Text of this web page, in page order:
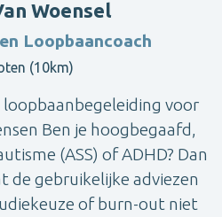
Woensel
Loopbaancoach
(10km)
voor
Ben je hoogbegaafd,
(ASS) of ADHD? Dan
de gebruikelijke adviezen
of burn-out niet